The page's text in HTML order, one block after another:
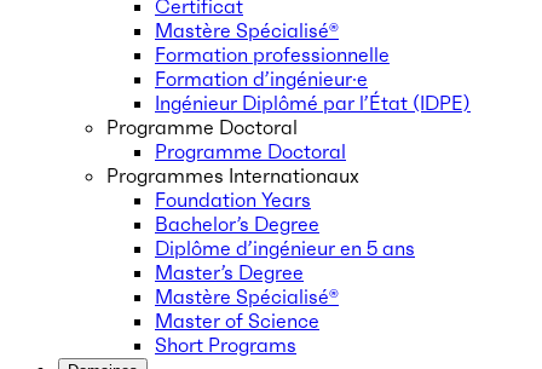
Certificat
Mastère Spécialisé®
Formation professionnelle
Formation d’ingénieur·e
Ingénieur Diplômé par l’État (IDPE)
Programme Doctoral
Programme Doctoral
Programmes Internationaux
Foundation Years
Bachelor’s Degree
Diplôme d’ingénieur en 5 ans
Master’s Degree
Mastère Spécialisé®
Master of Science
Short Programs